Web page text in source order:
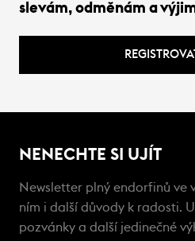
slevám, odměnám a
NENECHTE SI UJÍT
Newsletter plný endorfinů ve
ním i další důvody k radosti.
pozvánky a další jedinečné